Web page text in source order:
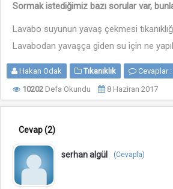
Sormak istediğimiz bazı sorular var,
Lavabo suyunun yavaş çekmesi
Lavabodan yavaşça giden su için ne
Hakan Odak Tıkanıklık Cevaplar :
10202 Defa Okundu 8 Haziran 2017
Cevap(2)
serhan algül (Cevapla)